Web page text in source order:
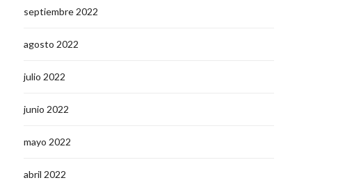
septiembre 2022
agosto 2022
julio 2022
junio 2022
mayo 2022
abril 2022